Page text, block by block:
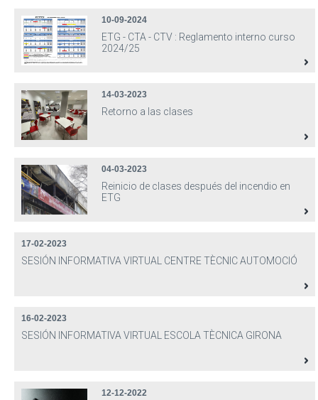
10-09-2024
ETG - CTA - CTV : Reglamento interno curso
2024/25
14-03-2023
Retorno a las clases
04-03-2023
Reinicio de clases después del incendio en
ETG
17-02-2023
SESIÓN INFORMATIVA VIRTUAL CENTRE TÈCNIC AUTOMOCIÓ
16-02-2023
SESIÓN INFORMATIVA VIRTUAL ESCOLA TÈCNICA GIRONA
12-12-2022